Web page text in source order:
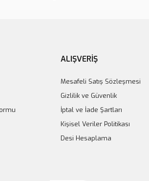
ALIŞVERİŞ
Mesafeli Satış Sözleşmesi
Gizlilik ve Güvenlik
İptal ve İade Şartları
Kişisel Veriler Politikası
Desi Hesaplama